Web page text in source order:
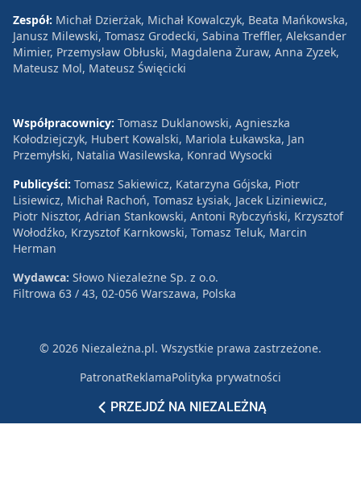
PRZEJDŹ NA NIEZALEŻNĄ
Zespół: Michał Dzierżak, Michał Kowalczyk, Beata Mańkowska,
Janusz Milewski, Tomasz Grodecki, Sabina Treffler, Aleksander
Mimier, Przemysław Obłuski, Magdalena Żuraw, Anna Zyzek,
Mateusz Mol, Mateusz Święcicki
Współpracownicy: Tomasz Duklanowski, Agnieszka
Kołodziejczyk, Hubert Kowalski, Mariola Łukawska, Jan
Przemyłski, Natalia Wasilewska, Konrad Wysocki
Publicyści: Tomasz Sakiewicz, Katarzyna Gójska, Piotr
Lisiewicz, Michał Rachoń, Tomasz Łysiak, Jacek Liziniewicz,
Piotr Nisztor, Adrian Stankowski, Antoni Rybczyński, Krzysztof
Wołodźko, Krzysztof Karnkowski, Tomasz Teluk, Marcin
Herman
Wydawca: Słowo Niezależne Sp. z o.o.
Filtrowa 63 / 43, 02-056 Warszawa, Polska
© 2026 Niezależna.pl. Wszystkie prawa zastrzeżone.
PatronatReklamaPolityka prywatności